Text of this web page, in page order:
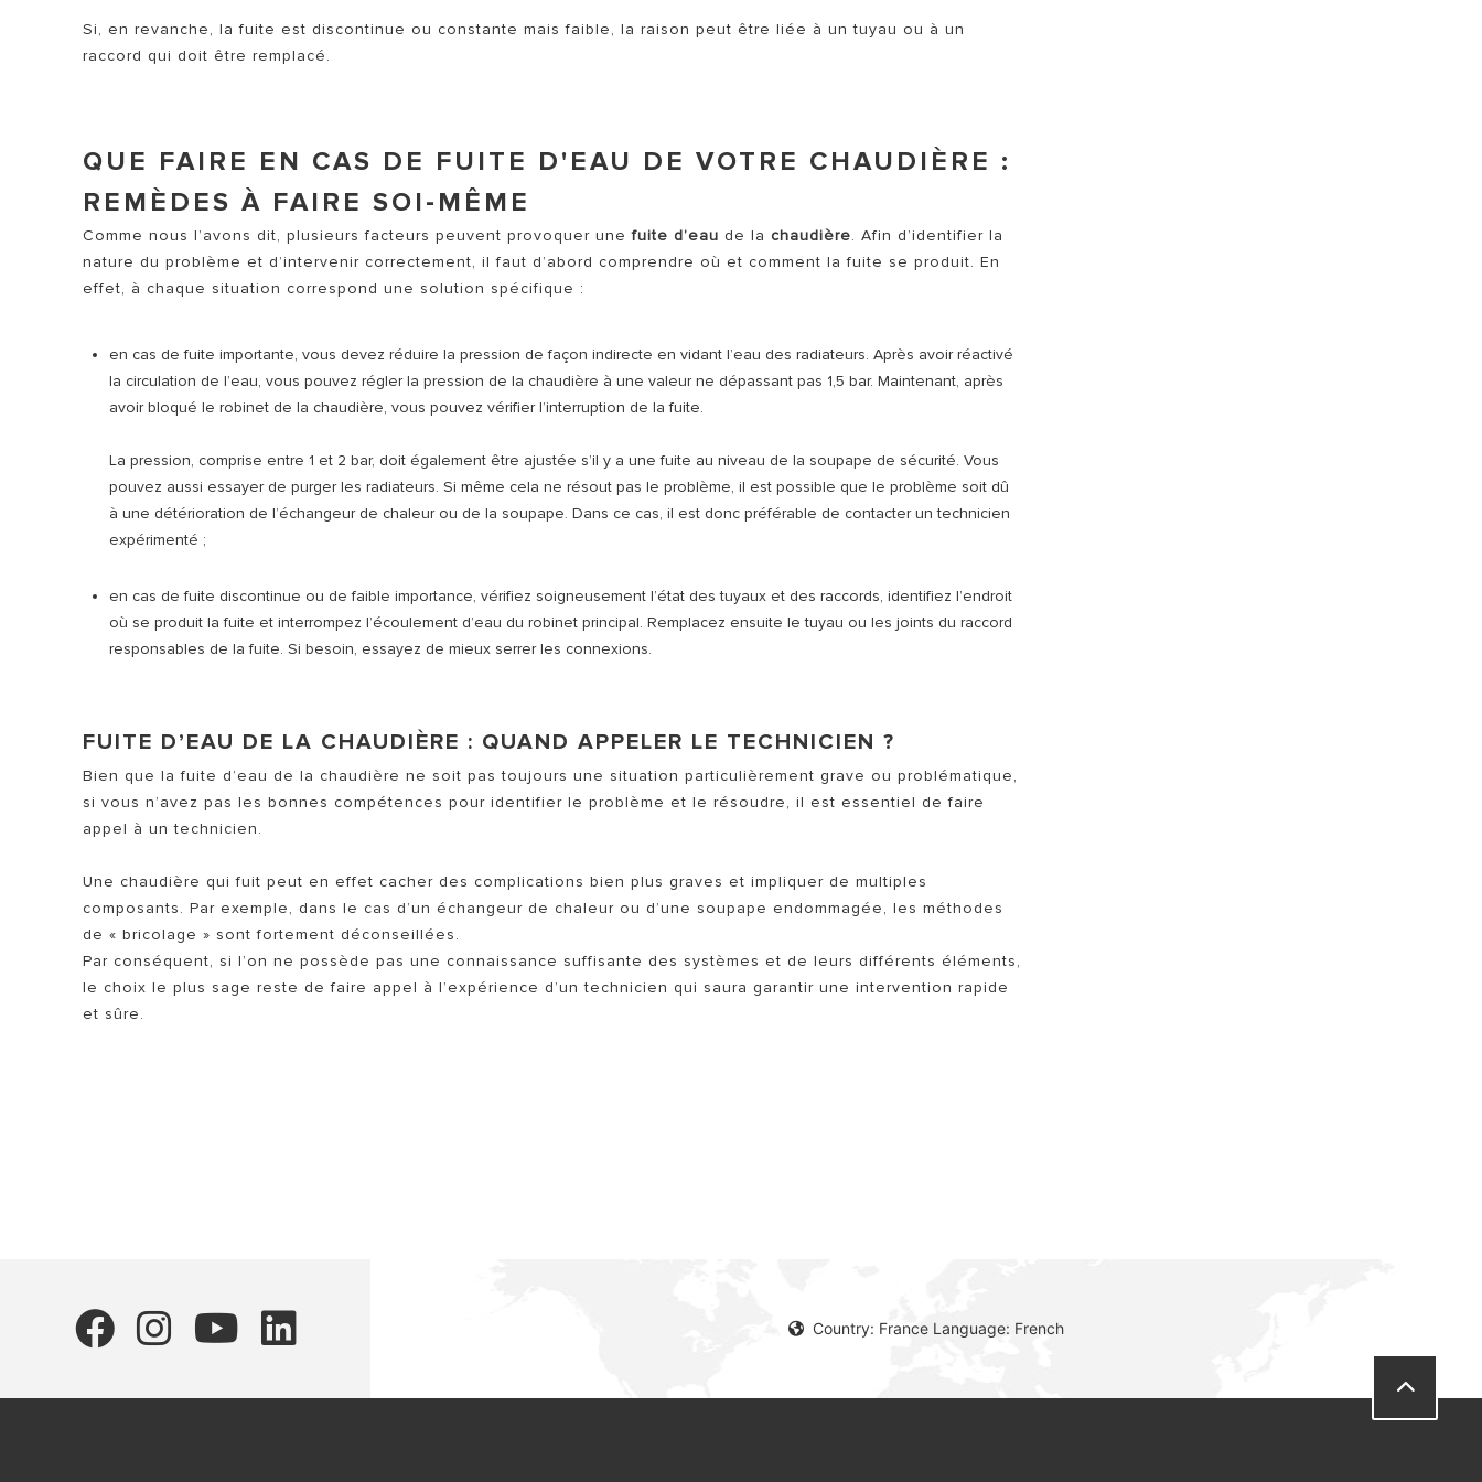
Si, en revanche, la fuite est discontinue ou constante mais faible, la raison peut être liée à un tuyau ou à un
raccord qui doit être remplacé.
QUE FAIRE EN CAS DE FUITE D'EAU DE VOTRE CHAUDIÈRE :
REMÈDES À FAIRE SOI-MÊME
Comme nous l’avons dit, plusieurs facteurs peuvent provoquer unefuite d’eau de la chaudière. Afin d’identifier la
nature du problème et d’intervenir correctement, il faut d’abord comprendre où et comment la fuite se produit. En
effet, à chaque situation correspond une solution spécifique :
en cas de fuite importante, vous devez réduire la pression de façon indirecte en vidant l’eau des radiateurs. Après avoir réactivé
la circulation de l’eau, vous pouvez régler la pression de la chaudière à une valeur ne dépassant pas 1,5 bar. Maintenant, après
avoir bloqué le robinet de la chaudière, vous pouvez vérifier l’interruption de la fuite.
La pression, comprise entre 1 et 2 bar, doit également être ajustée s’il y a une fuite au niveau de la soupape de sécurité. Vous
pouvez aussi essayer de purger les radiateurs. Si même cela ne résout pas le problème, il est possible que le problème soit dû
à une détérioration de l’échangeur de chaleur ou de la soupape. Dans ce cas, il est donc préférable de contacter un technicien
expérimenté ;
en cas de fuite discontinue ou de faible importance, vérifiez soigneusement l’état des tuyaux et des raccords, identifiez l’endroit
où se produit la fuite et interrompez l’écoulement d’eau du robinet principal. Remplacez ensuite le tuyau ou les joints du raccord
responsables de la fuite. Si besoin, essayez de mieux serrer les connexions.
FUITE D’EAU DE LA CHAUDIÈRE : QUAND APPELER LE TECHNICIEN ?
Bien que la fuite d’eau de la chaudière ne soit pas toujours une situation particulièrement grave ou problématique,
si vous n’avez pas les bonnes compétences pour identifier le problème et le résoudre, il est essentiel de faire
appel à un technicien.
Une chaudière qui fuit peut en effet cacher des complications bien plus graves et impliquer de multiples
composants. Par exemple, dans le cas d’un échangeur de chaleur ou d’une soupape endommagée, les méthodes
de « bricolage » sont fortement déconseillées.
Par conséquent, si l’on ne possède pas une connaissance suffisante des systèmes et de leurs différents éléments,
le choix le plus sage reste de faire appel à l’expérience d’un technicien qui saura garantir une intervention rapide
et sûre.
Country: France Language: French